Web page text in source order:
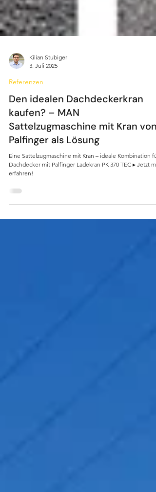
3. Juli 2025
Referenzen
Den idealen Dachdeckerkran
kaufen? – MAN
Sattelzugmaschine mit Kran von
Palfinger als Lösung
Eine Sattelzugmaschine mit Kran – ideale Kombination für
erfahren!